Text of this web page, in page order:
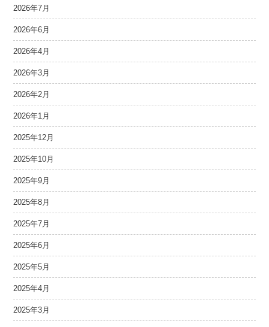
2026年7月
2026年6月
2026年4月
2026年3月
2026年2月
2026年1月
2025年12月
2025年10月
2025年9月
2025年8月
2025年7月
2025年6月
2025年5月
2025年4月
2025年3月